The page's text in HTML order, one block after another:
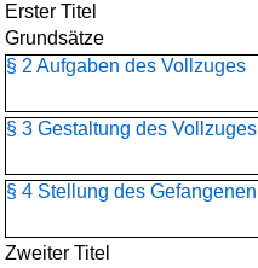
Erster Titel
Grundsätze
§ 2 Aufgaben des Vollzuges
§ 3 Gestaltung des Vollzuges
§ 4 Stellung des Gefangenen
Zweiter Titel